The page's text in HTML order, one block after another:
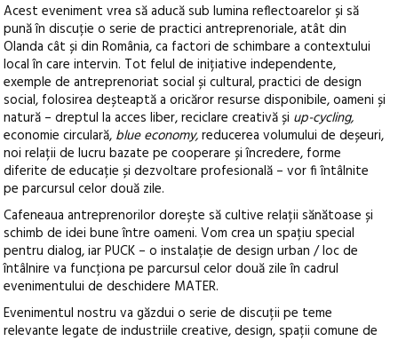
Acest eveniment vrea să aducă sub lumina reflectoarelor și să
pună în discuție o serie de practici antreprenoriale, atât din
Olanda cât și din România, ca factori de schimbare a contextului
local în care intervin. Tot felul de inițiative independente,
exemple de antreprenoriat social și cultural, practici de design
social, folosirea deșteaptă a oricăror resurse disponibile, oameni și
natură – dreptul la acces liber, reciclare creativă și up-cycling,
economie circulară, blue economy,reducerea volumului de deșeuri,
noi relații de lucru bazate pe cooperare și încredere, forme
diferite de educație și dezvoltare profesională – vor fi întâlnite
pe parcursul celor două zile.
Cafeneaua antreprenorilor dorește să cultive relații sănătoase și
schimb de idei bune între oameni. Vom crea un spațiu special
pentru dialog, iar PUCK – o instalație de design urban / loc de
întâlnire va funcționa pe parcursul celor două zile în cadrul
evenimentului de deschidere MATER.
Evenimentul nostru va găzdui o serie de discuții pe teme
relevante legate de industriile creative, design, spații comune de